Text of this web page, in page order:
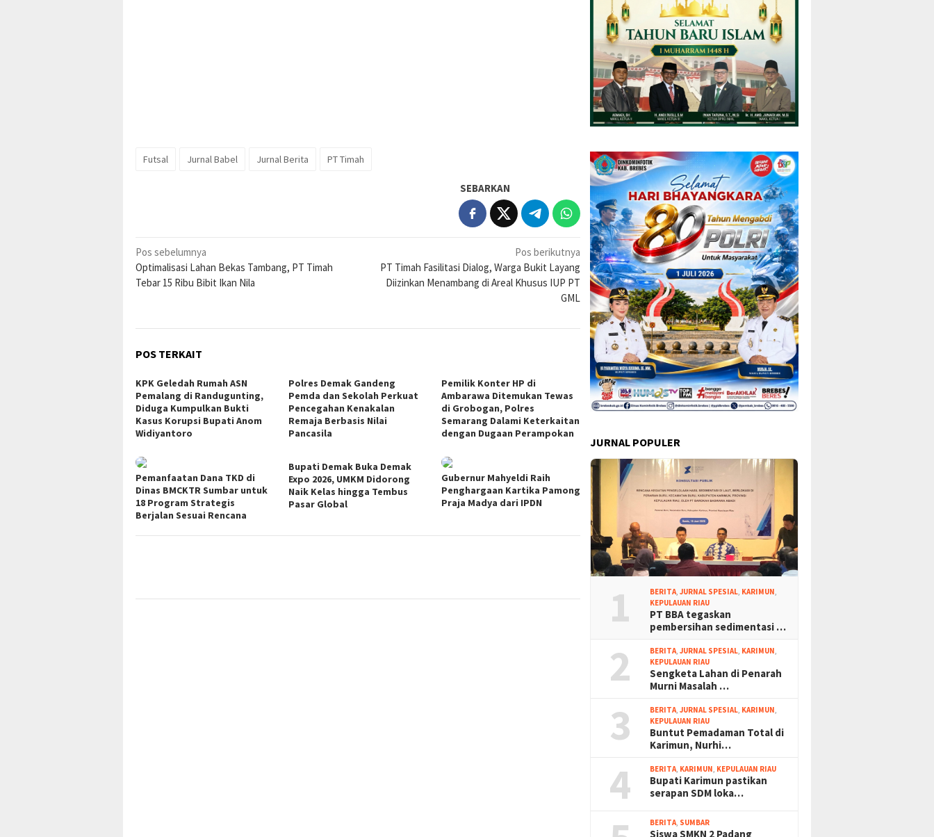
Futsal Jurnal Babel Jurnal Berita PT Timah
SEBARKAN
Navigasi
pos
Pos sebelumnya
Optimalisasi Lahan Bekas Tambang, PT Timah
Tebar 15 Ribu Bibit Ikan Nila
Pos berikutnya
PT Timah Fasilitasi Dialog, Warga Bukit Layang
Diizinkan Menambang di Areal Khusus IUP PT
GML
POS TERKAIT
KPK Geledah Rumah ASN
Pemalang di Randugunting,
Diduga Kumpulkan Bukti
Kasus Korupsi Bupati Anom
Widiyantoro
Polres Demak Gandeng
Pemda dan Sekolah Perkuat
Pencegahan Kenakalan
Remaja Berbasis Nilai
Pancasila
Pemilik Konter HP di
Ambarawa Ditemukan Tewas
di Grobogan, Polres
Semarang Dalami Keterkaitan
dengan Dugaan Perampokan
Pemanfaatan Dana TKD di
Dinas BMCKTR Sumbar untuk
18 Program Strategis
Berjalan Sesuai Rencana
Bupati Demak Buka Demak
Expo 2026, UMKM Didorong
Naik Kelas hingga Tembus
Pasar Global
Gubernur Mahyeldi Raih
Penghargaan Kartika Pamong
Praja Madya dari IPDN
JURNAL POPULER
1 BERITA,JURNAL SPESIAL, KARIMUN,
KEPULAUAN RIAU
PT BBA tegaskan
pembersihan sedimentasi …
2 BERITA,JURNAL SPESIAL, KARIMUN,
KEPULAUAN RIAU
Sengketa Lahan di Penarah
Murni Masalah …
3 BERITA,JURNAL SPESIAL, KARIMUN,
KEPULAUAN RIAU
Buntut Pemadaman Total di
Karimun, Nurhi…
4 BERITA, KARIMUN, KEPULAUAN RIAU
Bupati Karimun pastikan
serapan SDM loka…
BERITA, SUMBAR
Siswa SMKN 2 Padang